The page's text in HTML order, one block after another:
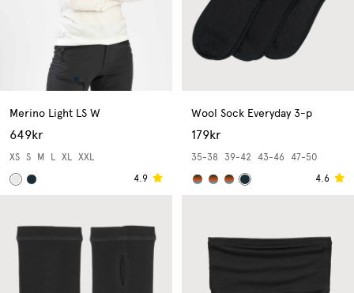
Merino Light LS W
649kr
XS S M L XL XXL
4.9
Wool Sock Everyday 3-p
179kr
35-38 39-42 43-46
47-50
4.6